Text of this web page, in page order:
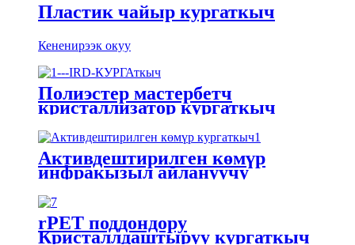
Пластик чайыр кургаткыч
Кененирээк окуу
Полиэстер мастербетч
кристаллизатор кургаткыч
Активдештирилген көмүр
инфракызыл айлануучу
кургаткыч
rPET поддондору
Кристаллдаштыруу кургаткыч